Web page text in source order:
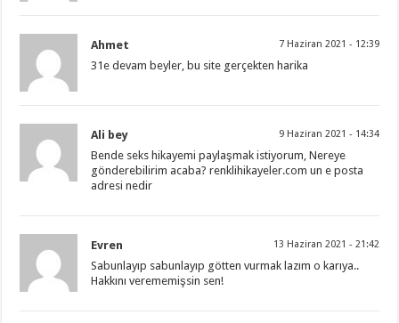
Ahmet 7 Haziran 2021 - 12:39
31e devam beyler, bu site gerçekten harika
Ali bey 9 Haziran 2021 - 14:34
Bende seks hikayemi paylaşmak istiyorum, Nereye
gönderebilirim acaba? renklihikayeler.com un e posta
adresi nedir
Evren 13 Haziran 2021 - 21:42
Sabunlayıp sabunlayıp götten vurmak lazım o karıya..
Hakkını verememişsin sen!